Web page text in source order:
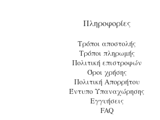
Πληροφορίες
Τρόποι αποστολής
Τρόποι πληρωμής
Πολιτική επιστροφών
Όροι χρήσης
Πολιτική Απορρήτου
Έντυπο Υπαναχώρησης
Εγγυήσεις
FAQ